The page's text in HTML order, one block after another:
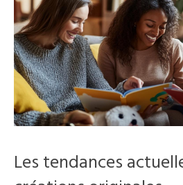
Les tendances